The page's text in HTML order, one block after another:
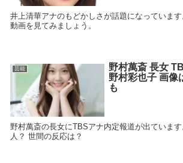
井上清華アナのもどかしさが話題になっていま
動画を見てみましょう。
芸能
野村萬斎 長女
野村彩也子 画
も
野村萬斎の長女にTBSアナ内定報道が出ていま
人？ 世間の反応は？